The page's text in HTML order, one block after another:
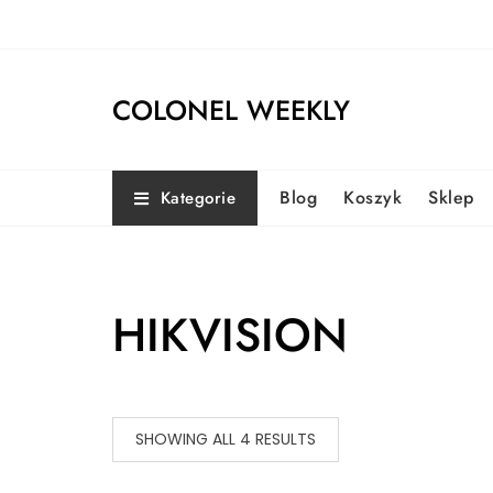
COLONEL WEEKLY
Kategorie Blog Koszyk Sklep
HIKVISION
SHOWING ALL 4 RESULTS